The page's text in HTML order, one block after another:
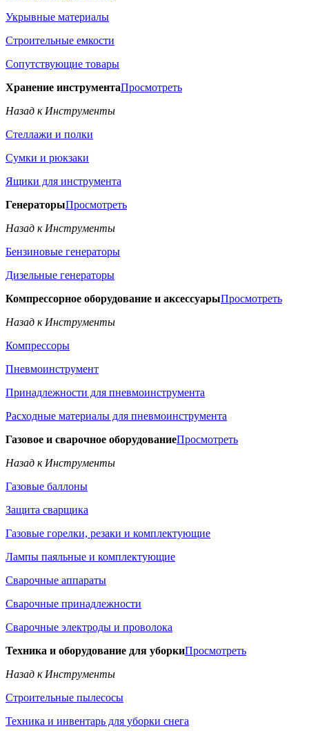
Укрывные материалы
Строительные емкости
Сопутствующие товары
Хранение инструментаПросмотреть
Назад к Инструменты
Стеллажи и полки
Сумки и рюкзаки
Ящики для инструмента
ГенераторыПросмотреть
Назад к Инструменты
Бензиновые генераторы
Дизельные генераторы
Компрессорное оборудование и аксессуарыПросмотреть
Назад к Инструменты
Компрессоры
Пневмоинструмент
Принадлежности для пневмоинструмента
Расходные материалы для пневмоинструмента
Газовое и сварочное оборудованиеПросмотреть
Назад к Инструменты
Газовые баллоны
Защита сварщика
Газовые горелки, резаки и комплектующие
Лампы паяльные и комплектующие
Сварочные аппараты
Сварочные принадлежности
Сварочные электроды и проволока
Техника и оборудование для уборкиПросмотреть
Назад к Инструменты
Строительные пылесосы
Техника и инвентарь для уборки снега